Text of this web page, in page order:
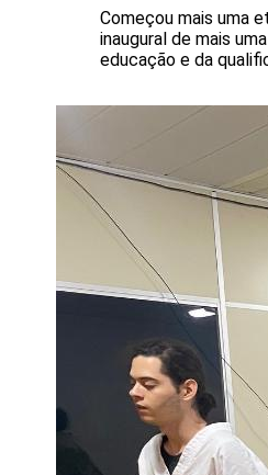
Começou mais uma
inaugural de mais
educação e da